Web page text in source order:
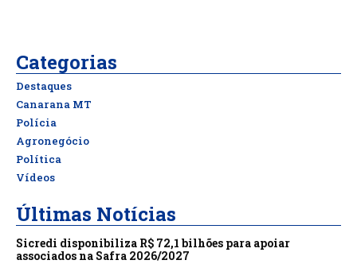
Categorias
Destaques
Canarana MT
Polícia
Agronegócio
Política
Vídeos
Últimas Notícias
Sicredi disponibiliza R$ 72,1 bilhões para apoiar
associados na Safra 2026/2027